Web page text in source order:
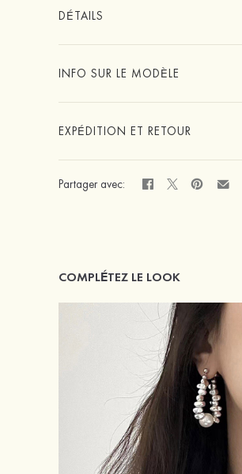
DÉTAILS
INFO SUR LE MODÈLE
EXPÉDITION ET RETOUR
Partager avec:
COMPLÉTEZ LE LOOK